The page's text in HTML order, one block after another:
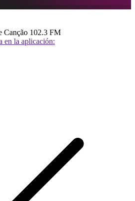
Canção 102.3 FM
en la aplicación: